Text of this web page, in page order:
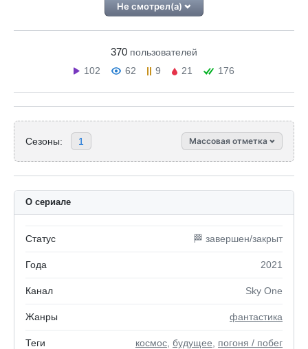
Не смотрел(а)
370 пользователей
102
62 9 21 176
Сезоны: 1 Массовая отметка
О сериале
Статус 🏁 завершен/закрыт
Года 2021
Канал Sky One
Жанры фантастика
Теги космос будущее погоня / побег